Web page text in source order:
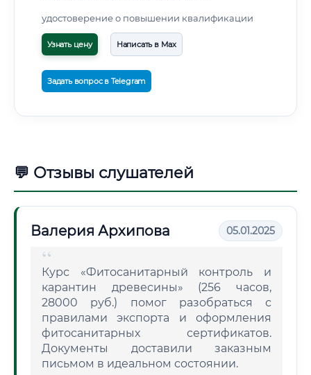
удостоверение о повышении квалификации
Узнать цену Написать в Max
Задать вопрос в Telegram
💬 Отзывы слушателей
Валерия Архипова 05.01.2025
Курс «Фитосанитарный контроль и
карантин древесины» (256 часов,
28000 руб.) помог разобраться с
правилами экспорта и оформления
фитосанитарных сертификатов.
Документы доставили заказным
письмом в идеальном состоянии.